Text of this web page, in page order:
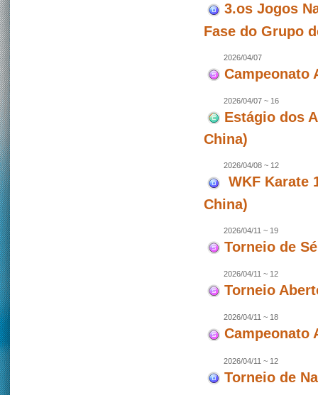
3.os Jogos
Fase do Grupo
2026/04/07
Campeonato
2026/04/07 ~ 16
Estágio dos
China)
2026/04/08 ~ 12
WKF Karate
China)
2026/04/11 ~ 19
Torneio de
2026/04/11 ~ 12
Torneio
2026/04/11 ~ 18
Campeonato
2026/04/11 ~ 12
Torneio de